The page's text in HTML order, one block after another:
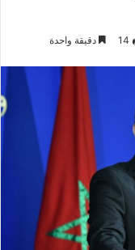
14 دقيقة واحدة